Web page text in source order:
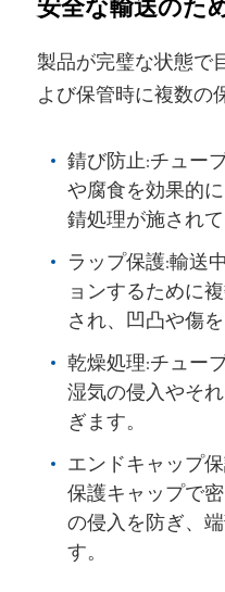
安全な輸送のた
製品が完璧な状態で
よび保管時に複数の
錆び防止:チュー
や腐食を効果的
錆処理が施されて
ラップ保護:輸送
ョンするために
され、凹凸や傷を
乾燥処理:チュー
湿気の侵入やそ
ぎます。
エンドキャップ
保護キャップで
の侵入を防ぎ、
す。